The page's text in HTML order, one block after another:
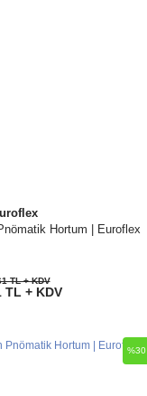
Hortum | Euroflex
TL + KDV
TL + KDV
%30